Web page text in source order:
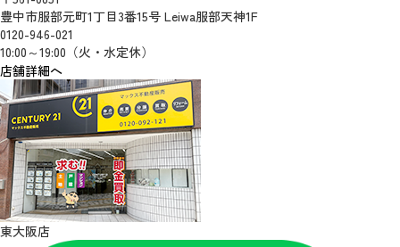
豊中市服部元町1丁目3番15号 Leiwa服部天神1F
0120-946-021
10:00～19:00（火・水定休）
店舗詳細へ
東大阪店